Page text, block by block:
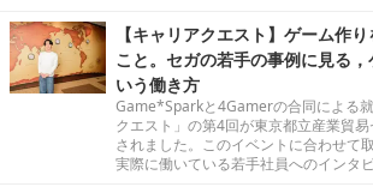
【キャリアクエスト】ゲーム作
こと。セガの若手の事例に見る
いう働き方
Game*Sparkと4Gamerの合同による
クエスト」の第4回が東京都立産業貿
されました。このイベントに合わせて
実際に働いている若手社員へのインタ